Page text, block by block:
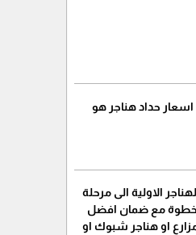
حداد هناجر هو
الاولية الى مرحلة
خطوة مع ضمان افضل
او هناجر شبوك او